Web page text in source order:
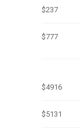
$237
$777
$4916
$5131